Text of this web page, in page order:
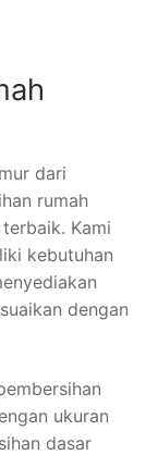
dari
rumah
Kami
kebutuhan
dengan
ukuran
dasar